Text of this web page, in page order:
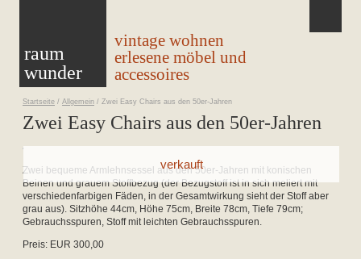
raum
wunder
vintage wohnen
erlesene möbel und
accessoires
Startseite / Allgemein / Zwei Easy Chairs aus den 50er-Jahren
Zwei Easy Chairs aus den 50er-Jahren
Zwei bequeme Armlehnsessel aus den 50er-Jahren mit konischen
Beinen und grauem Stoffbezug (der Bezugstoff ist in sich meliert mit
verschiedenfarbigen Fäden, in der Gesamtwirkung sieht der Stoff aber
grau aus). Sitzhöhe 44cm, Höhe 75cm, Breite 78cm, Tiefe 79cm;
Gebrauchsspuren, Stoff mit leichten Gebrauchsspuren.
Preis: EUR 300,00